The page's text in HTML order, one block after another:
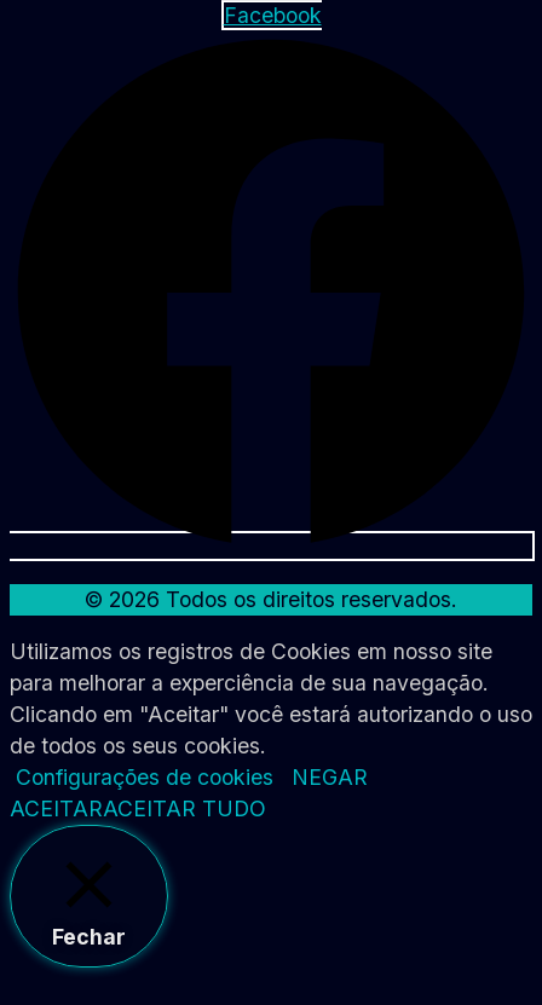
Facebook
© 2026 Todos os direitos reservados.
Utilizamos os registros de Cookies em nosso site
para melhorar a experciência de sua navegação.
Clicando em "Aceitar" você estará autorizando o uso
de todos os seus cookies.
Configurações de cookies
NEGAR
ACEITARACEITAR TUDO
Fechar